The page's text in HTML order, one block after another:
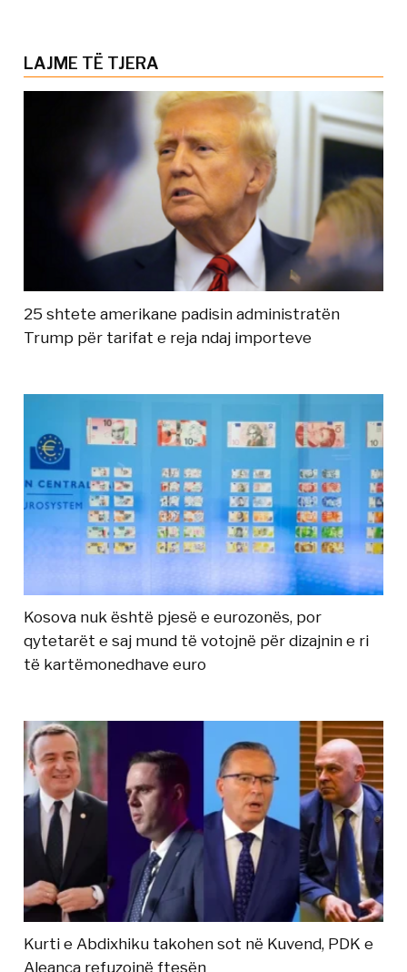
LAJME TË TJERA
25 shtete amerikane padisin administratën
Trump për tarifat e reja ndaj importeve
Kosova nuk është pjesë e eurozonës, por
qytetarët e saj mund të votojnë për dizajnin e ri
të kartëmonedhave euro
Kurti e Abdixhiku takohen sot në Kuvend, PDK e
Aleanca refuzojnë ftesën